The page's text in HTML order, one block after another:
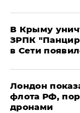
В Крыму
ЗРПК
в Сети
Лондон
флота РФ,
дронами